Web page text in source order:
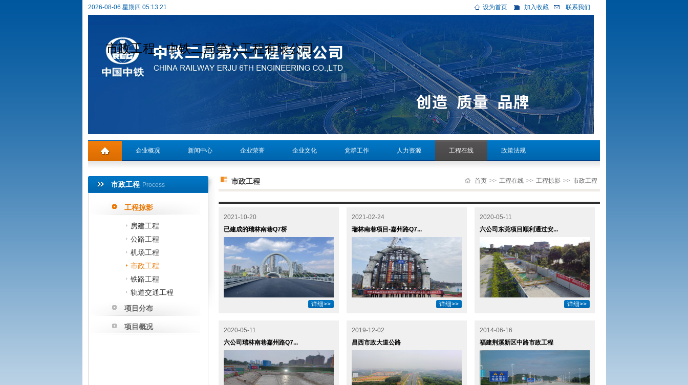
2026-08-06 星期四 05:13:21 设为首页 加入收藏 联系我们
市政工程 - 中铁二局第六工程有限公司
企业概况 新闻中心 企业荣誉 企业文化 党群工作 人力资源 工程在线 政策法规
市政工程 Process
工程掠影
房建工程
公路工程
机场工程
市政工程
铁路工程
轨道交通工程
项目分布
项目概况
市政工程 首页 >> 工程在线 >> 工程掠影 >> 市政工程
2021-10-20
已建成的瑞林南巷Q7桥
详细>>
2021-02-24
瑞林南巷项目-嘉州路Q7...
详细>>
2020-05-11
六公司东莞项目顺利通过安...
详细>>
2020-05-11
六公司瑞林南巷嘉州路Q7...
2019-12-02
昌西市政大道公路
2014-06-16
福建荆溪新区中路市政工程